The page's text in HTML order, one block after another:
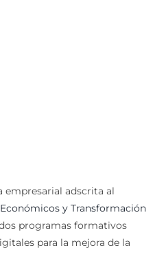
empresarial adscrita al
y Transformación
programas formativos
para la mejora de la